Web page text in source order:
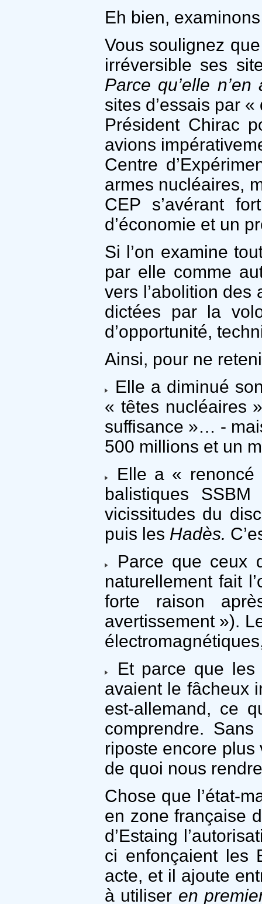
Eh bien,
Vous soulignez
irréversible ses
Parce qu’elle
sites d’essais par
Président Chirac
avions
Centre
armes nucléaires,
CEP s’avérant
d’économie et un
Si l’on examine
par elle comme
vers l’abolition des
dictées par la
d’opportunité,
Ainsi, pour ne
Elle a diminué
« têtes nucléaires
suffisance »… -
500 millions et un
Elle a « renoncé
balistiques
vicissitudes du
puis les Hadès.
Parce que ceux
naturellement fait
forte raison
avertissement »).
Et parce que
avaient le fâcheux
est-allemand, ce
comprendre.
riposte encore plus
de quoi nous
Chose que l’état-
en zone française
d’Estaing
ci enfonçaient les
acte, et il ajoute
à utiliser en